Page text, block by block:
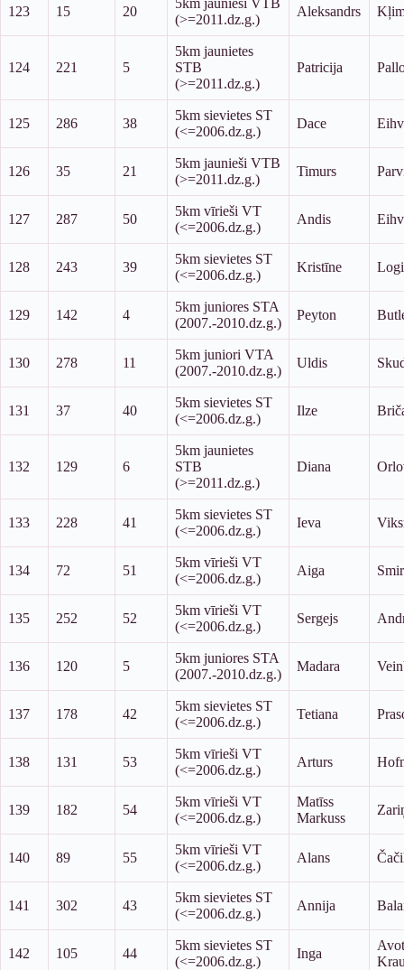
123 15 20
5km jaunieši VTB
(>=2011.dz.g.)
Aleksandrs
124 221 5
5km jaunietes
STB
(>=2011.dz.g.)
Patricija
125 286 38
5km sievietes ST
(<=2006.dz.g.)
Dace
126 35 21
5km jaunieši VTB
(>=2011.dz.g.)
Timurs
127 287 50
5km vīrieši VT
(<=2006.dz.g.)
Andis
128 243 39
5km sievietes ST
(<=2006.dz.g.)
Kristīne
129 142 4
5km juniores STA
(2007.-2010.dz.g.)
Peyton
130 278 11
5km juniori VTA
(2007.-2010.dz.g.)
Uldis
131 37 40
5km sievietes ST
(<=2006.dz.g.)
Ilze
132 129 6
5km jaunietes
STB
(>=2011.dz.g.)
Diana
133 228 41
5km sievietes ST
(<=2006.dz.g.)
Ieva
134 72 51
5km vīrieši VT
(<=2006.dz.g.)
Aiga
135 252 52
5km vīrieši VT
(<=2006.dz.g.)
Sergejs
136 120 5
5km juniores STA
(2007.-2010.dz.g.)
Madara
137 178 42
5km sievietes ST
(<=2006.dz.g.)
Tetiana
138 131 53
5km vīrieši VT
(<=2006.dz.g.)
Arturs
139 182 54
5km vīrieši VT
(<=2006.dz.g.)
Matīss
Markuss
140 89 55
5km vīrieši VT
(<=2006.dz.g.)
Alans
141 302 43
5km sievietes ST
(<=2006.dz.g.)
Annija
142 105 44
5km sievietes ST
(<=2006.dz.g.)
Inga